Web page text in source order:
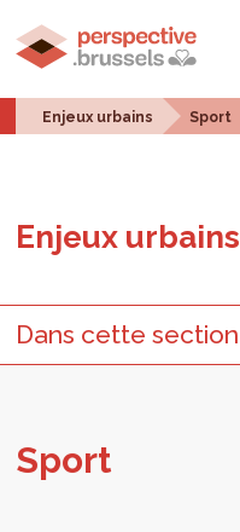
Enjeux urbains Sport
Enjeux urbains
Dans cette section
Sport